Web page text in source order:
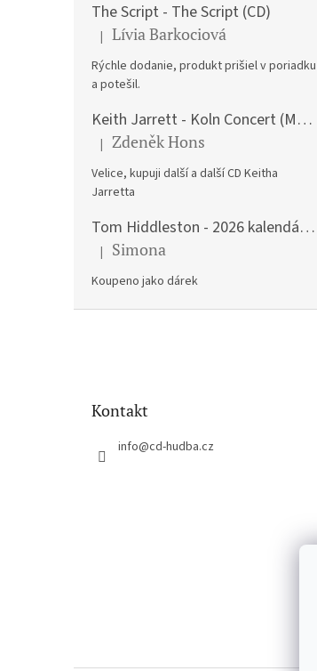
The Script - The Script (CD)
Hodnocení produktu je 5 z 5 hvězdiček.
| Lívia Barkociová
Rýchle dodanie, produkt prišiel v poriadku
a potešil.
Keith Jarrett - Koln Concert (Music CD)
Hodnocení produktu je 5 z 5 hvězdiček.
| Zdeněk Hons
Velice, kupuji další a další CD Keitha
Jarretta
Tom Hiddleston - 2026 kalendář A3
Hodnocení produktu je 5 z 5 hvězdiček.
| Simona
Koupeno jako dárek
Kontakt
info@cd-hudba.cz